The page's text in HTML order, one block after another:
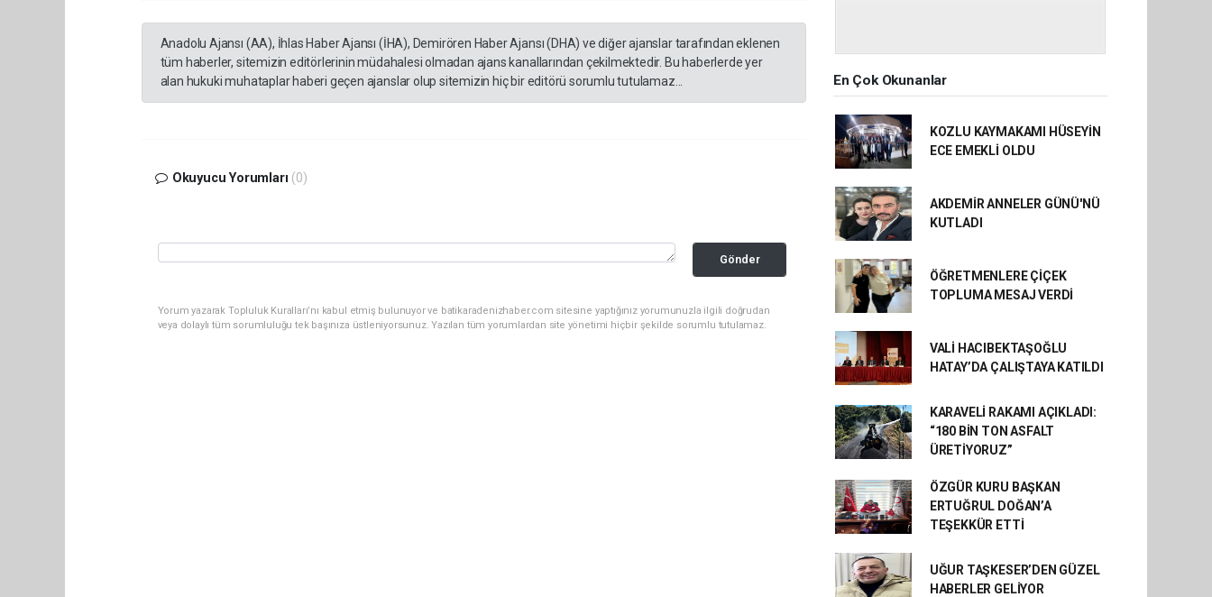
Anadolu Ajansı (AA), İhlas Haber Ajansı (İHA), Demirören Haber Ajansı (DHA) ve diğer ajanslar tarafından eklenen
tüm haberler, sitemizin editörlerinin müdahalesi olmadan ajans kanallarından çekilmektedir. Bu haberlerde yer
alan hukuki muhataplar haberi geçen ajanslar olup sitemizin hiç bir editörü sorumlu tutulamaz...
Okuyucu Yorumları (0)
Gönder
Yorum yazarak Topluluk Kuralları’nı kabul etmiş bulunuyor ve batikaradenizhaber.com sitesine yaptığınız yorumunuzla ilgili doğrudan
veya dolaylı tüm sorumluluğu tek başınıza üstleniyorsunuz. Yazılan tüm yorumlardan site yönetimi hiçbir şekilde sorumlu tutulamaz.
En Çok Okunanlar
KOZLU KAYMAKAMI HÜSEYİN
ECE EMEKLİ OLDU
AKDEMİR ANNELER GÜNÜ'NÜ
KUTLADI
ÖĞRETMENLERE ÇİÇEK
TOPLUMA MESAJ VERDİ
VALİ HACIBEKTAŞOĞLU
HATAY’DA ÇALIŞTAYA KATILDI
KARAVELİ RAKAMI AÇIKLADI:
“180 BİN TON ASFALT
ÜRETİYORUZ”
ÖZGÜR KURU BAŞKAN
ERTUĞRUL DOĞAN’A
TEŞEKKÜR ETTİ
UĞUR TAŞKESER’DEN GÜZEL
HABERLER GELİYOR